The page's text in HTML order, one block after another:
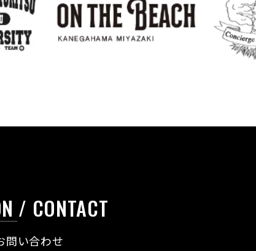
/ CONTACT
問い合わせ